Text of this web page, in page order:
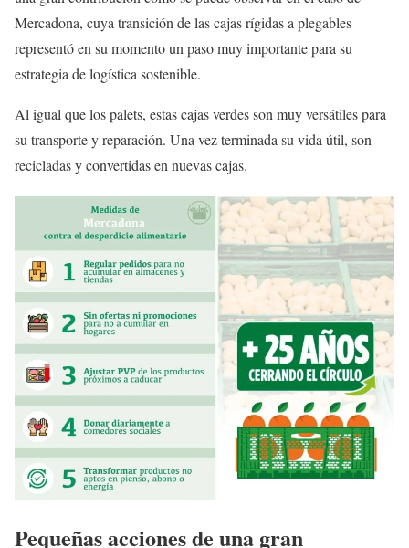
Mercadona, cuya transición de las cajas rígidas a plegables
representó en su momento un paso muy importante para su
estrategia de logística sostenible.
Al igual que los palets, estas cajas verdes son muy versátiles para
su transporte y reparación. Una vez terminada su vida útil, son
recicladas y convertidas en nuevas cajas.
Pequeñas acciones de una gran